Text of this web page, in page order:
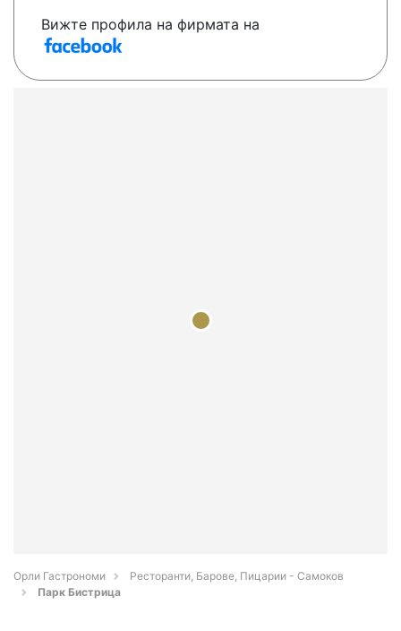
Вижте профила на фирмата на
Орли Гастрономи
Ресторанти, Барове, Пицарии - Самоков
Парк Бистрица